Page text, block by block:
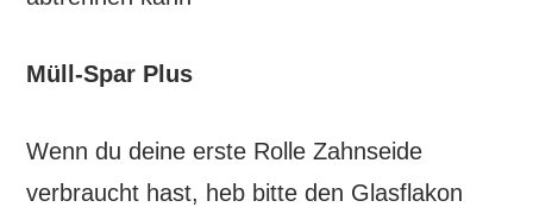
Müll-Spar Plus
Wenn du deine erste Rolle Zahnseide
verbraucht hast, heb bitte den Glasflakon